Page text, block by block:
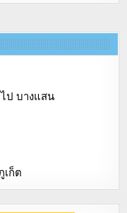
ป บางแสน
เก็ต